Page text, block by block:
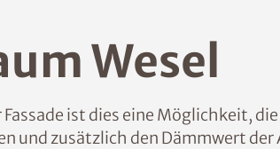
Wesel
ist dies eine Möglichkeit,
zusätzlich den Dämmwert der